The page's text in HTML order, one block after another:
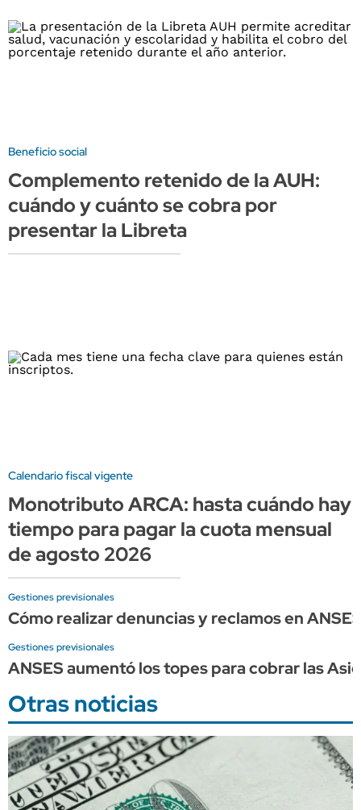
Beneficio social
Complemento retenido de la AUH:
cuándo y cuánto se cobra por
presentar la Libreta
Calendario fiscal vigente
Monotributo ARCA: hasta cuándo hay
tiempo para pagar la cuota mensual
de agosto 2026
Gestiones previsionales
Cómo realizar denuncias y reclamos en
Gestiones previsionales
ANSES aumentó los topes para cobrar las
Otras noticias